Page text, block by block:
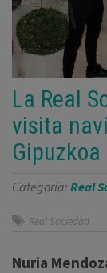
La Real
visita
Gipuzkoa
Categoría: Real
Real Sociedad
Nuria